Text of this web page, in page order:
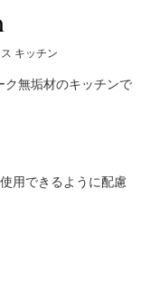
キッチン
ク無垢材のキッチンで
用できるように配慮